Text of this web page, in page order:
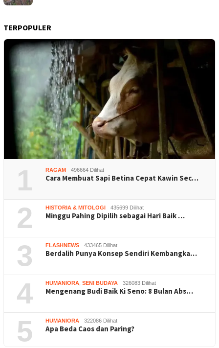
TERPOPULER
1 RAGAM 496664 Dilihat
Cara Membuat Sapi Betina Cepat Kawin Sec…
2 HISTORIA & MITOLOGI 435699 Dilihat
Minggu Pahing Dipilih sebagai Hari Baik …
3 FLASHNEWS 433465 Dilihat
Berdalih Punya Konsep Sendiri Kembangka…
4 HUMANIORA SENI BUDAYA 326083 Dilihat
Mengenang Budi Baik Ki Seno: 8 Bulan Abs…
5 HUMANIORA 322086 Dilihat
Apa Beda Caos dan Paring?